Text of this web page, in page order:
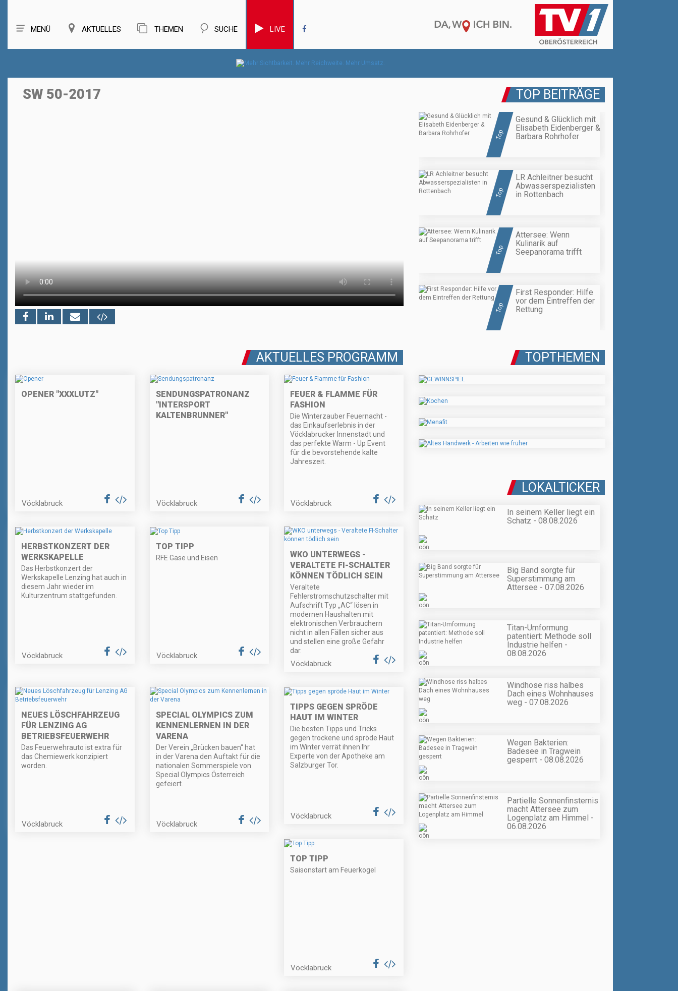
MENÜ AKTUELLES THEMEN SUCHE LIVE
SW 50-2017 TOP BEITRÄGE
Top
Gesund & Glücklich mit
Elisabeth Eidenberger &
Barbara Rohrhofer
Top
LR Achleitner besucht
Abwasserspezialisten
in Rottenbach
Top
Attersee: Wenn
Kulinarik auf
Seepanorama trifft
Top
First Responder: Hilfe
vor dem Eintreffen der
Rettung
AKTUELLES PROGRAMM
OPENER "XXXLUTZ"
Vöcklabruck
SENDUNGSPATRONANZ
"INTERSPORT
KALTENBRUNNER"
Vöcklabruck
FEUER & FLAMME FÜR
FASHION
Die Winterzauber Feuernacht -
das Einkaufserlebnis in der
Vöcklabrucker Innenstadt und
das perfekte Warm - Up Event
für die bevorstehende kalte
Jahreszeit.
Vöcklabruck
HERBSTKONZERT DER
WERKSKAPELLE
Das Herbstkonzert der
Werkskapelle Lenzing hat auch in
diesem Jahr wieder im
Kulturzentrum stattgefunden.
Vöcklabruck
TOP TIPP
RFE Gase und Eisen
Vöcklabruck
WKO UNTERWEGS -
VERALTETE FI-SCHALTER
KÖNNEN TÖDLICH SEIN
Veraltete
Fehlerstromschutzschalter mit
Aufschrift Typ „AC“ lösen in
modernen Haushalten mit
elektronischen Verbrauchern
nicht in allen Fällen sicher aus
und stellen eine große Gefahr
dar.
Vöcklabruck
NEUES LÖSCHFAHRZEUG
FÜR LENZING AG
BETRIEBSFEUERWEHR
Das Feuerwehrauto ist extra für
das Chemiewerk konzipiert
worden.
Vöcklabruck
SPECIAL OLYMPICS ZUM
KENNENLERNEN IN DER
VARENA
Der Verein „Brücken bauen“ hat
in der Varena den Auftakt für die
nationalen Sommerspiele von
Special Olympics Österreich
gefeiert.
Vöcklabruck
TIPPS GEGEN SPRÖDE
HAUT IM WINTER
Die besten Tipps und Tricks
gegen trockene und spröde Haut
im Winter verrät ihnen Ihr
Experte von der Apotheke am
Salzburger Tor.
Vöcklabruck
TOP TIPP
Saisonstart am Feuerkogel
Vöcklabruck
TOPTHEMEN
LOKALTICKER
In seinem Keller liegt ein
Schatz - 08.08.2026
Big Band sorgte für
Superstimmung am
Attersee - 07.08.2026
Titan-Umformung
patentiert: Methode soll
Industrie helfen -
08.08.2026
Windhose riss halbes
Dach eines Wohnhauses
weg - 07.08.2026
Wegen Bakterien:
Badesee in Tragwein
gesperrt - 08.08.2026
Partielle Sonnenfinsternis
macht Attersee zum
Logenplatz am Himmel -
06.08.2026